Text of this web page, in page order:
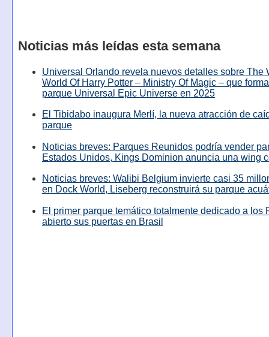
Noticias más leídas esta semana
Universal Orlando revela nuevos detalles sobre The
World Of Harry Potter – Ministry Of Magic – que
parque Universal Epic Universe en 2025
El Tibidabo inaugura Merlí, la nueva atracción de
parque
Noticias breves: Parques Reunidos podría vender
Estados Unidos, Kings Dominion anuncia una wing
Noticias breves: Walibi Belgium invierte casi 35
en Dock World, Liseberg reconstruirá su parque
El primer parque temático totalmente dedicado a los
abierto sus puertas en Brasil